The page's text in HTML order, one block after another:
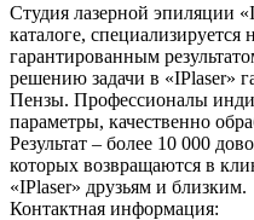
Студия лазерной эпиляции
каталоге,
гарантированным
решению задачи в «IPlaser»
Пензы. Профессионалы
параметры, качественно
Результат – более 10 000
которых возвращаются в
«IPlaser» друзьям и близким.
Контактная информация: